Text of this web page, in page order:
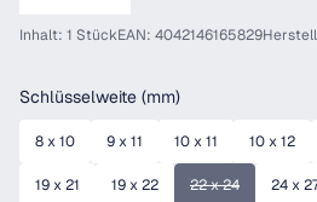
Inhalt: 1 StückEAN: 4042146165829
Schlüsselweite (mm)auswählen
8 x 10 9 x 11 10 x 11 10 x 12
19 x 21 19 x 22 22 x 24(Diese Option
24 x